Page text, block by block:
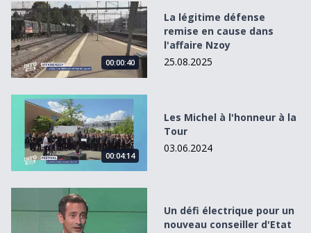
La légitime défense remise en cause dans l&#039;affaire
00:00:40
La légitime défense
remise en cause dans
l'affaire Nzoy
25.08.2025
Les Michel à l&#039;honneur à la Tour
00:04:14
Les Michel à l'honneur à la
Tour
03.06.2024
Un défi électrique pour un nouveau conseiller
Un défi électrique pour un
nouveau conseiller d'Etat